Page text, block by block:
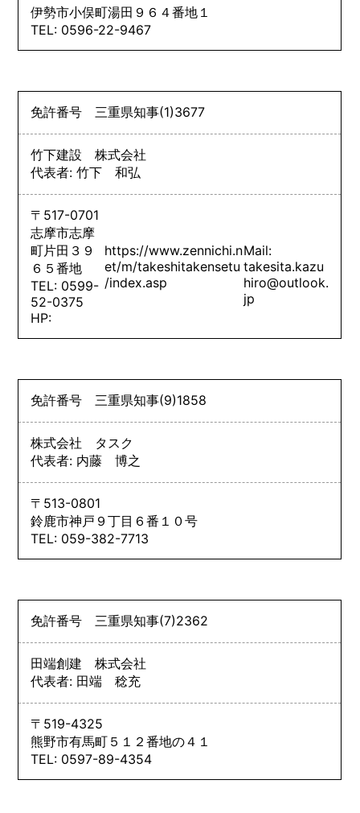
伊勢市小俣町湯田９６４番地１
TEL: 0596-22-9467
免許番号 三重県知事(1)3677
竹下建設 株式会社
代表者: 竹下 和弘
〒517-0701
志摩市志摩
町片田３９
６５番地
TEL: 0599-
52-0375
HP:
https://www.zennichi.n
et/m/takeshitakensetu
/index.asp
Mail:
takesita.kazu
hiro@outlook.
jp
免許番号 三重県知事(9)1858
株式会社 タスク
代表者: 内藤 博之
〒513-0801
鈴鹿市神戸９丁目６番１０号
TEL: 059-382-7713
免許番号 三重県知事(7)2362
田端創建 株式会社
代表者: 田端 稔充
〒519-4325
熊野市有馬町５１２番地の４１
TEL: 0597-89-4354